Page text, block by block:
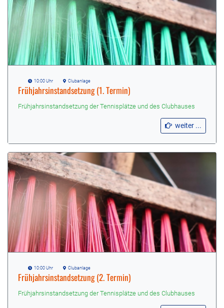
10:00 Uhr Clubanlage
Frühjahrsinstandsetzung (1. Termin)
Frühjahrsinstandsetzung der Tennisplätze und des Clubhauses
weiter ...
10:00 Uhr Clubanlage
Frühjahrsinstandsetzung (2. Termin)
Frühjahrsinstandsetzung der Tennisplätze und des Clubhauses